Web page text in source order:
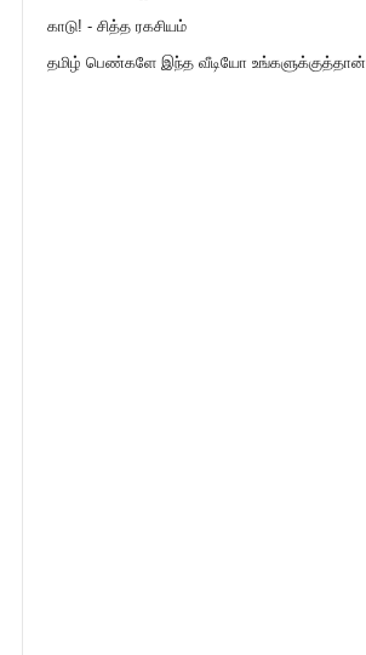
காடு! - சித்த ரகசியம்
தமிழ் பெண்களே இந்த வீடியோ உங்களுக்குத்தான்